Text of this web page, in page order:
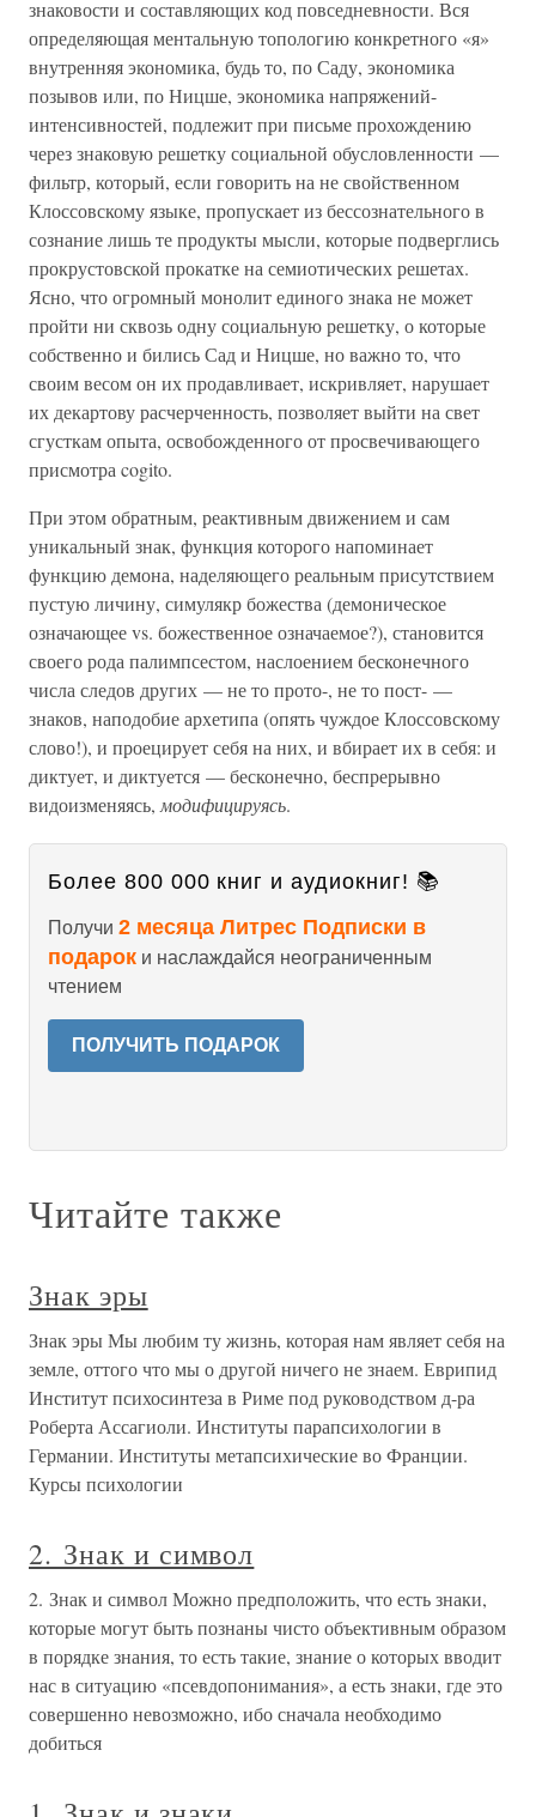
знаковости и составляющих код повседневности. Вся
определяющая ментальную топологию конкретного «я»
внутренняя экономика, будь то, по Саду, экономика
позывов или, по Ницше, экономика напряжений-
интенсивностей, подлежит при письме прохождению
через знаковую решетку социальной обусловленности —
фильтр, который, если говорить на не свойственном
Клоссовскому языке, пропускает из бессознательного в
сознание лишь те продукты мысли, которые подверглись
прокрустовской прокатке на семиотических решетах.
Ясно, что огромный монолит единого знака не может
пройти ни сквозь одну социальную решетку, о которые
собственно и бились Сад и Ницше, но важно то, что
своим весом он их продавливает, искривляет, нарушает
их декартову расчерченность, позволяет выйти на свет
сгусткам опыта, освобожденного от просвечивающего
присмотра cogito.
При этом обратным, реактивным движением и сам
уникальный знак, функция которого напоминает
функцию демона, наделяющего реальным присутствием
пустую личину, симулякр божества (демоническое
означающее vs. божественное означаемое?), становится
своего рода палимпсестом, наслоением бесконечного
числа следов других — не то прото-, не то пост- —
знаков, наподобие архетипа (опять чуждое Клоссовскому
слово!), и проецирует себя на них, и вбирает их в себя: и
диктует, и диктуется — бесконечно, беспрерывно
видоизменяясь, модифицируясь.
Более 800 000 книг и аудиокниг! 📚
Получи 2 месяца Литрес Подписки в
подарок и наслаждайся неограниченным
чтением
ПОЛУЧИТЬ ПОДАРОК
Читайте также
Знак эры
Знак эры Мы любим ту жизнь, которая нам являет себя на
земле, оттого что мы о другой ничего не знаем. Еврипид
Институт психосинтеза в Риме под руководством д-ра
Роберта Ассагиоли. Институты парапсихологии в
Германии. Институты метапсихические во Франции.
Курсы психологии
2. Знак и символ
2. Знак и символ Можно предположить, что есть знаки,
которые могут быть познаны чисто объективным образом
в порядке знания, то есть такие, знание о которых вводит
нас в ситуацию «псевдопонимания», а есть знаки, где это
совершенно невозможно, ибо сначала необходимо
добиться